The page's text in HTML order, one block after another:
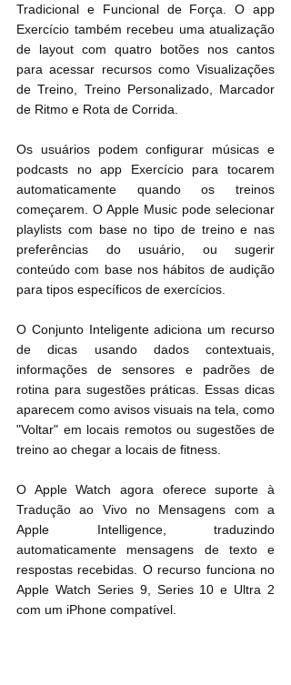
Tradicional e Funcional de Força. O app
Exercício também recebeu uma atualização
de layout com quatro botões nos cantos
para acessar recursos como Visualizações
de Treino, Treino Personalizado, Marcador
de Ritmo e Rota de Corrida.
Os usuários podem configurar músicas e
podcasts no app Exercício para tocarem
automaticamente quando os treinos
começarem. O Apple Music pode selecionar
playlists com base no tipo de treino e nas
preferências do usuário, ou sugerir
conteúdo com base nos hábitos de audição
para tipos específicos de exercícios.
O Conjunto Inteligente adiciona um recurso
de dicas usando dados contextuais,
informações de sensores e padrões de
rotina para sugestões práticas. Essas dicas
aparecem como avisos visuais na tela, como
"Voltar" em locais remotos ou sugestões de
treino ao chegar a locais de fitness.
O Apple Watch agora oferece suporte à
Tradução ao Vivo no Mensagens com a
‌Apple Intelligence‌, traduzindo
automaticamente mensagens de texto e
respostas recebidas. O recurso funciona no
Apple Watch Series 9, Series 10 e Ultra 2
com um ‌iPhone‌ compatível.